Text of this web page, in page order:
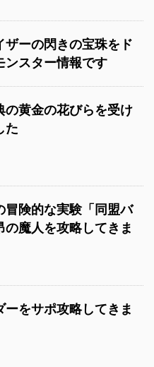
ザーの閃きの宝珠をド
ンスター情報です
の黄金の花びらを受け
た
冒険的な実験「同盟バ
の魔人を攻略してきま
ーをサポ攻略してきま